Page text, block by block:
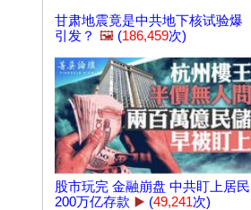
甘肃地震竟是中共地下核试验爆
引发？ 🖼️ (186,459次)
股市玩完 金融崩盘 中共盯上居民
200万亿存款 ▶️ (49,241次)